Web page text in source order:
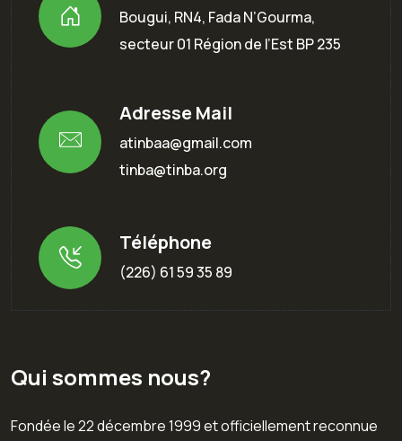
Bougui, RN4, Fada N’Gourma,
secteur 01 Région de l’Est BP 235
Adresse Mail
atinbaa@gmail.com
tinba@tinba.org
Téléphone
(226) 61 59 35 89
Qui sommes nous?
Fondée le 22 décembre 1999 et officiellement reconnue